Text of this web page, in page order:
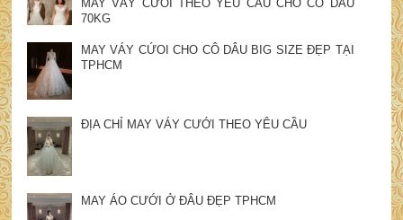
MAY VÁY CỨOI THEO YÊU CẦU CHO CÔ DÂU
70KG
MAY VÁY CỨOI CHO CÔ DÂU BIG SIZE ĐẸP TẠI
TPHCM
ĐỊA CHỈ MAY VÁY CƯỚI THEO YÊU CẦU
MAY ÁO CƯỚI Ở ĐÂU ĐẸP TPHCM